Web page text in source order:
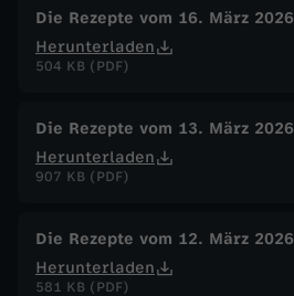
Die Rezepte vom 16. März 2026
Herunterladen
504 KB (PDF)
Die Rezepte vom 13. März 2026
Herunterladen
907 KB (PDF)
Die Rezepte vom 12. März 2026
Herunterladen
581 KB (PDF)